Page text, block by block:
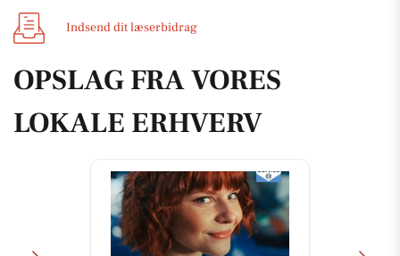
Indsend dit læserbidrag
OPSLAG FRA VORES
LOKALE ERHVERV